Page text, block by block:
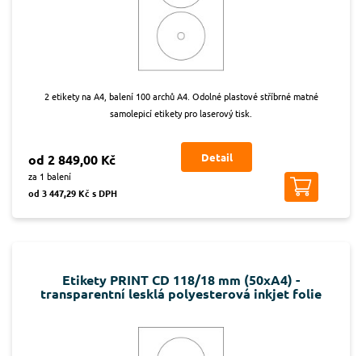
2 etikety na A4, balení 100 archů A4. Odolné plastové stříbrné matné
samolepicí etikety pro laserový tisk.
od 2 849,00 Kč
za 1 balení
od 3 447,29 Kč s DPH
Detail
Etikety PRINT CD 118/18 mm (50xA4) -
transparentní lesklá polyesterová inkjet folie